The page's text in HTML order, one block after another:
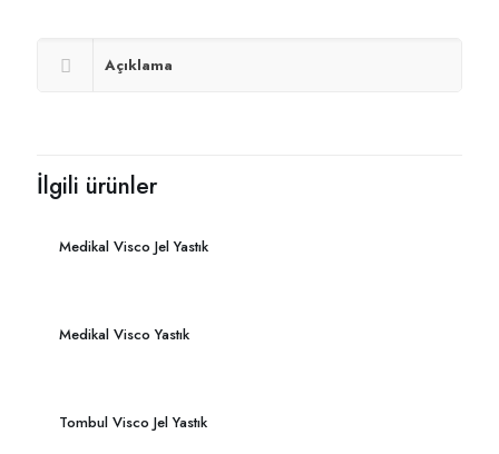
Açıklama
İlgili ürünler
Medikal Visco Jel Yastık
Medikal Visco Yastık
Tombul Visco Jel Yastık